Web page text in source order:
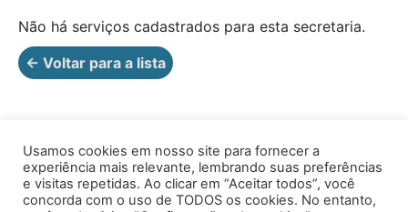
Não há serviços cadastrados para esta secretaria.
← Voltar para a lista
Usamos cookies em nosso site para fornecer a
experiência mais relevante, lembrando suas preferências
e visitas repetidas. Ao clicar em “Aceitar todos”, você
concorda com o uso de TODOS os cookies. No entanto,